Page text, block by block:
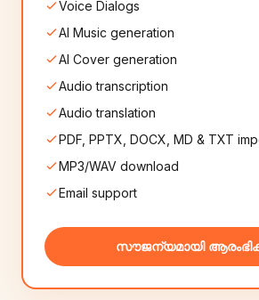
6+ വോയ്‌സുകൾ
🇪🇸 Catalan
8+ വോയ്‌സുകൾ
🇦🇱Albanian
6+ വോയ്‌സുകൾ
🇧🇷20+ വോയ്‌സുകൾ
🇲🇰 Macedonian 🇦🇲
Voice Dialogs
AI Music generation
AI Cover generation
Audio transcription
Audio translation
PDF, PPTX, DOCX, MD & TXT
MP3/WAV download
Email support
സൗജന്യമായി